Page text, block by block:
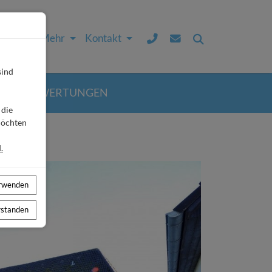
& Mehr Kontakt